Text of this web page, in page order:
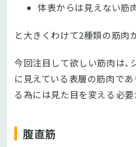
体表からは見えない筋
と大きくわけて2種類の筋肉
今回注目して欲しい筋肉は
に見えている表層の筋肉で
る為には見た目を変える必要
腹直筋